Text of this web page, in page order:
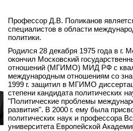
Профессор Д.В. Поликанов
специалистов в области
политики.
Родился 28 декабря 1975 года в г.
окончил Московский
отношений (МГИМО) МИД РФ с
международным отношениям со
1999 г. защитил в МГИМО
степени кандидата политических
"Политические проблемы
развития". В 2000 г. ему была
политических наук и профессора
университета Европейской